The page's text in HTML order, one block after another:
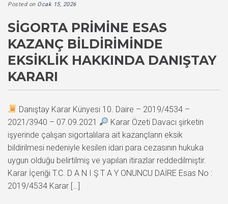
Posted on Ocak 15, 2026
SIGORTA PRIMINE ESAS
KAZANÇ BILDIRIMINDE
EKSIKLIK HAKKINDA DANIŞTAY
KARARI
Danıştay Karar Künyesi 10. Daire – 2019/4534 –
2021/3940 – 07.09.2021
Karar Özeti Davacı şirketin
işyerinde çalışan sigortalılara ait kazançların eksik
bildirilmesi nedeniyle kesilen idari para cezasının hukuka
uygun olduğu belirtilmiş ve yapılan itirazlar reddedilmiştir.
Karar İçeriği T.C. D A N I Ş T A Y ONUNCU DAİRE Esas No :
2019/4534 Karar […]